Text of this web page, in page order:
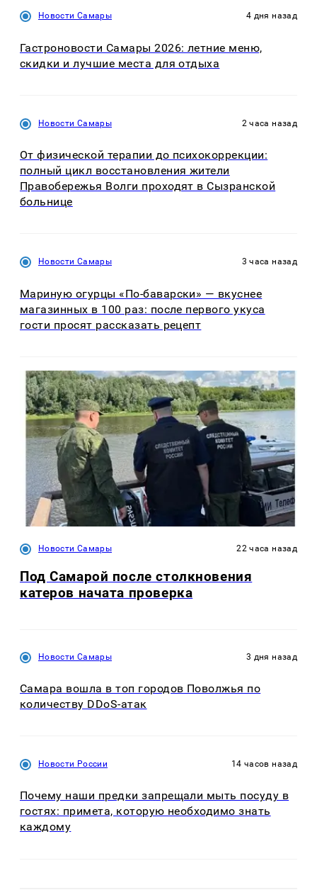
Новости Самары 4 дня назад
Гастроновости Самары 2026: летние меню,
скидки и лучшие места для отдыха
Новости Самары 2 часа назад
От физической терапии до психокоррекции:
полный цикл восстановления жители
Правобережья Волги проходят в Сызранской
больнице
Новости Самары 3 часа назад
Мариную огурцы «По-баварски» — вкуснее
магазинных в 100 раз: после первого укуса
гости просят рассказать рецепт
Новости Самары 22 часа назад
Под Самарой после столкновения
катеров начата проверка
Новости Самары 3 дня назад
Самара вошла в топ городов Поволжья по
количеству DDoS-атак
Новости России 14 часов назад
Почему наши предки запрещали мыть посуду в
гостях: примета, которую необходимо знать
каждому